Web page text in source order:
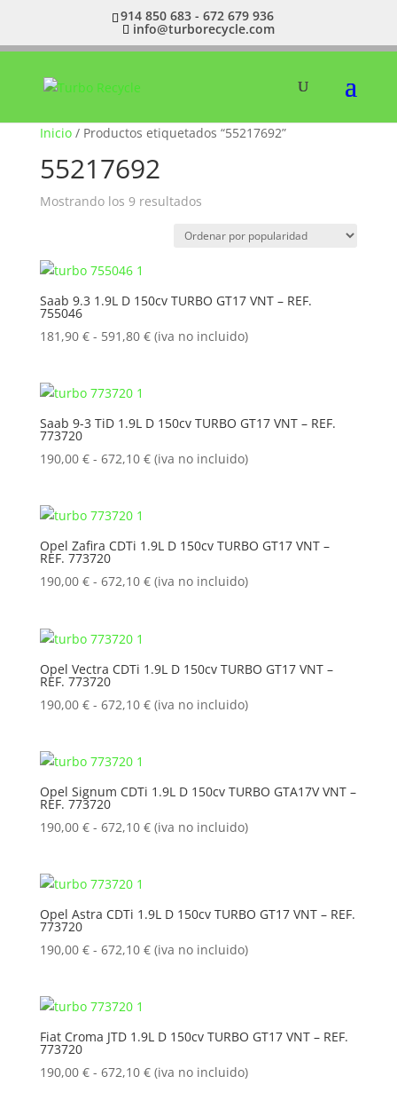
914 850 683 - 672 679 936
info@turborecycle.com
Inicio/ Productos etiquetados “55217692”
55217692
Mostrando los 9 resultadosOrdenado
popularidad
Saab 9.3 1.9L D 150cv TURBO GT17 VNT – REF.
755046
181,90 € - 591,80 €Rango
181,90 €
591,80 €
(iva no incluido)
Saab 9-3 TiD 1.9L D 150cv TURBO GT17 VNT – REF.
773720
190,00 € - 672,10 €Rango
190,00 €
672,10 €
(iva no incluido)
Opel Zafira CDTi 1.9L D 150cv TURBO GT17 VNT –
REF. 773720
190,00 € - 672,10 €Rango
190,00 €
672,10 €
(iva no incluido)
Opel Vectra CDTi 1.9L D 150cv TURBO GT17 VNT –
REF. 773720
190,00 € - 672,10 €Rango
190,00 €
672,10 €
(iva no incluido)
Opel Signum CDTi 1.9L D 150cv TURBO GTA17V VNT –
REF. 773720
190,00 € - 672,10 €Rango
190,00 €
672,10 €
(iva no incluido)
Opel Astra CDTi 1.9L D 150cv TURBO GT17 VNT – REF.
773720
190,00 € - 672,10 €Rango
190,00 €
672,10 €
(iva no incluido)
Fiat Croma JTD 1.9L D 150cv TURBO GT17 VNT – REF.
773720
190,00 € - 672,10 €Rango
(iva no incluido)